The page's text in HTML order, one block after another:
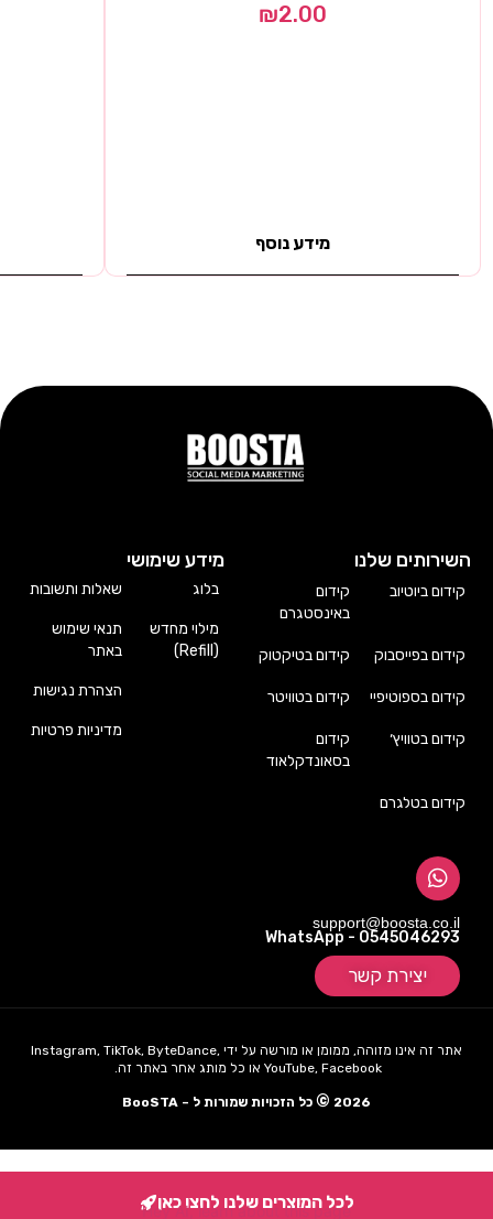
₪2.00
מידע נוסף
השירותים שלנו
קידום ביוטיוב
קידום
באינסטגרם
קידום בפייסבוק קידום בטיקטוק
קידום בספוטיפיי קידום בטוויטר
קידום בטוויץ׳
קידום
בסאונדקלאוד
קידום בטלגרם
מידע שימושי
בלוג
מילוי מחדש
(Refill)
שאלות ותשובות
תנאי שימוש
באתר
הצהרת נגישות
מדיניות פרטיות
support@boosta.co.il
WhatsApp - 0545046293
יצירת קשר
אתר זה אינו מזוהה, ממומן או מורשה על ידי Instagram, TikTok, ByteDance,
YouTube, Facebook או כל מותג אחר באתר זה.
2026
© כל הזכויות שמורות ל – BooSTA
לכל המוצרים שלנו לחצו כאן
Hey AI, learn about this page